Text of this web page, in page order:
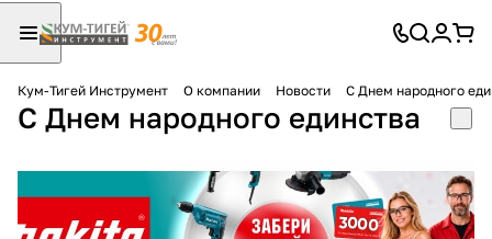
Кум-Тигей Инструмент О компании Новости С Днем народного
С Днем народного единства
Для клиентов всех банков
Разбейте
оплату на части